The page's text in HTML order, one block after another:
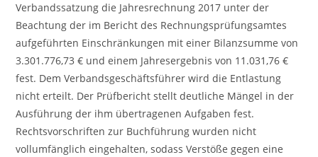
Verbandssatzung die Jahresrechnung 2017 unter der
Beachtung der im Bericht des Rechnungsprüfungsamtes
aufgeführten Einschränkungen mit einer Bilanzsumme von
3.301.776,73 € und einem Jahresergebnis von 11.031,76 €
fest. Dem Verbandsgeschäftsführer wird die Entlastung
nicht erteilt. Der Prüfbericht stellt deutliche Mängel in der
Ausführung der ihm übertragenen Aufgaben fest.
Rechtsvorschriften zur Buchführung wurden nicht
vollumfänglich eingehalten, sodass Verstöße gegen eine